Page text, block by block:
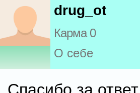
drug_ot
Карма 0
О себе